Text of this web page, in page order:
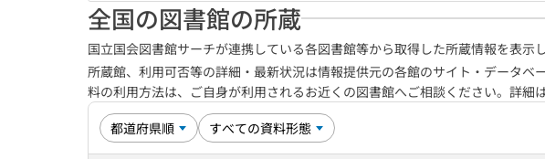
全国の図書館の所蔵
国立国会図書館サーチが連携している各図書館等から取得した所蔵情報を表示し
所蔵館、利用可否等の詳細・最新状況は情報提供元の各館のサイト・データ
料の利用方法は、ご自身が利用されるお近くの図書館へご相談ください。詳細